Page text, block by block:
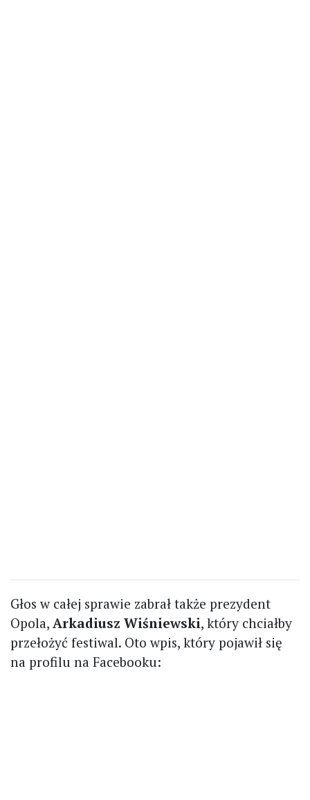
Głos w całej sprawie zabrał także prezydent
Opola, Arkadiusz Wiśniewski, który chciałby
przełożyć festiwal. Oto wpis, który pojawił się
na profilu na Facebooku: